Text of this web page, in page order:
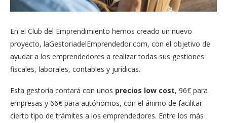
En el Club del Emprendimiento hemos creado un nuevo
proyecto, laGestoriadelEmprendedor.com, con el objetivo de
ayudar a los emprendedores a realizar todas sus gestiones
fiscales, laborales, contables y jurídicas.
Esta gestoría contará con unos precios low cost, 96€ para
empresas y 66€ para autónomos, con el ánimo de facilitar
cierto tipo de trámites a los emprendedores. Entre los más